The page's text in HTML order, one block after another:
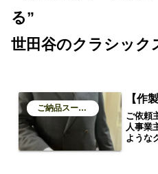
る”
世田谷のクラシック
ご納品スーツのご紹介
【作
ご依頼
人事業
ような